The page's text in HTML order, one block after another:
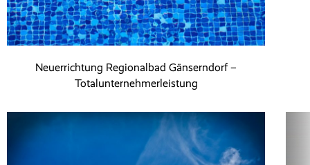
Neuerrichtung Regionalbad Gänserndorf –
Totalunternehmerleistung